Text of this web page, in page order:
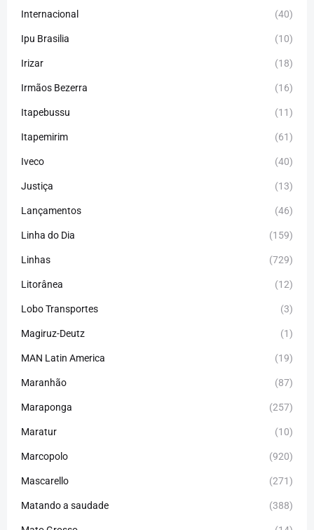
Internacional (40)
Ipu Brasilia (10)
Irizar (18)
Irmãos Bezerra (16)
Itapebussu (11)
Itapemirim (61)
Iveco (40)
Justiça (13)
Lançamentos (46)
Linha do Dia (159)
Linhas (729)
Litorânea (12)
Lobo Transportes (3)
Magiruz-Deutz (1)
MAN Latin America (19)
Maranhão (87)
Maraponga (257)
Maratur (10)
Marcopolo (920)
Mascarello (271)
Matando a saudade (388)